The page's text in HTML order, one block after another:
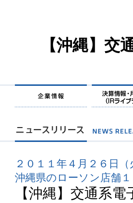
【沖縄】交
２０１１年４月２６日（
沖縄県のローソン店舗
【沖縄】交通系